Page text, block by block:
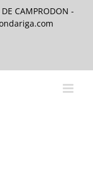
DE CAMPRODON -